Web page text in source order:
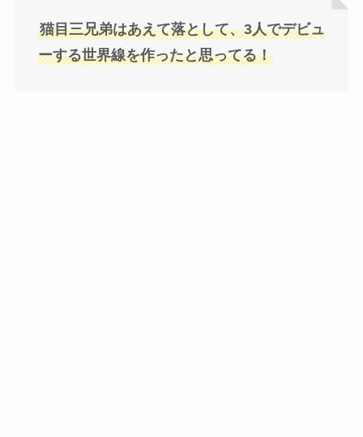
猫目三兄弟はあえて落として、3人でデビュ
ーする世界線を作ったと思ってる！